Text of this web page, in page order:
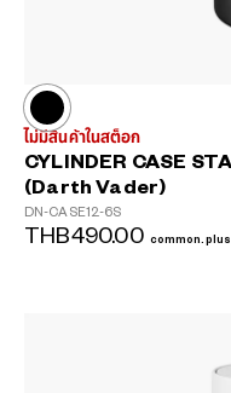
ไม่มีสินค้าในสต็อก
CYLINDER CASE
(Darth Vader)
DN-CASE12-6S
THB490.00